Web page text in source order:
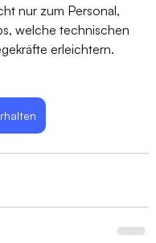
nur zum Personal,
welche technischen
erleichtern.